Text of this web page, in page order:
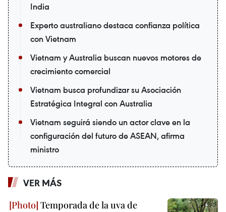
India
Experto australiano destaca confianza política
con Vietnam
Vietnam y Australia buscan nuevos motores de
crecimiento comercial
Vietnam busca profundizar su Asociación
Estratégica Integral con Australia
Vietnam seguirá siendo un actor clave en la
configuración del futuro de ASEAN, afirma
ministro
VER MÁS
Temporada de la uva de